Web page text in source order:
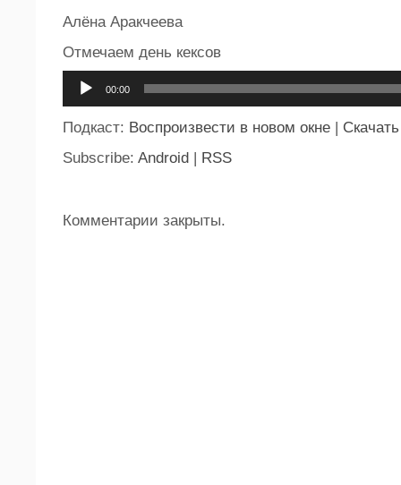
Алёна Аракчеева
Отмечаем день кексов
00:00
Подкаст: Воспроизвести в новом окне | Скачать
Subscribe: Android | RSS
Комментарии закрыты.